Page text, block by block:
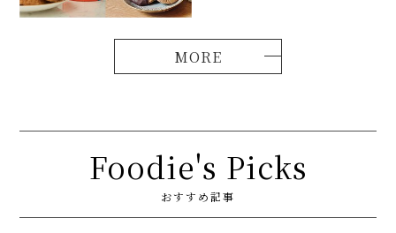
Foodie's Picks
おすすめ記事